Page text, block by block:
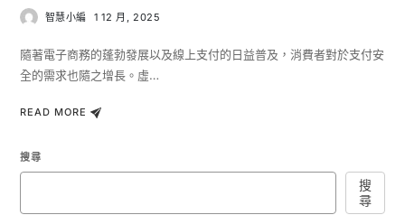
智慧小編 1 12 月, 2025
隨著電子商務的蓬勃發展以及線上支付的日益普及，消費者對於支付安
全的需求也隨之增長。虛…
READ MORE
搜尋
搜
尋